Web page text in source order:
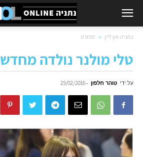
נתניה און ליין ספורט
טלי מולנר נולדה מחדש
על ידי טוהר חלפון -
25/02/2016